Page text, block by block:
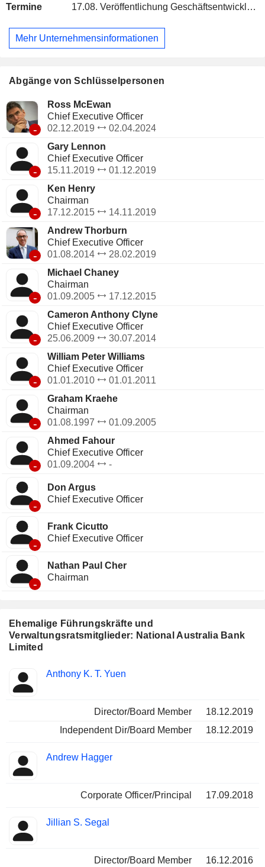
Ehemalige Führungskräfte und
Verwaltungsratsmitglieder: National Australia Bank
Limited
Insider
Besetzte
Positionen
Anthony K. T. Yuen
Director/Board Member
18.12.2019
Independent Dir/Board Member
18.12.2019
Andrew Hagger
Corporate Officer/Principal 17.09.2018
Jillian S. Segal
Director/Board Member 16.12.2016
Dienstleistungen. Das Privatkundengeschäft bietet Kunden
Vermittlung von Wohnungsbaudarlehen und die Verwaltung
privater Finanzen durch Einlagen, Kreditkarten oder
finanzielle Bedürfnisse durch eine Reihe von Produkten und
Unternehmensfinanzierung, Märkte,
Unternehmenszahlungen und Verwaltung der
Vermögenswerte. Das Neuseeland-Bankgeschäft bedient
Kunden in ganz Neuseeland mit Privat- und
Firmenbankdienstleistungen über ein landesweites
Netzwerk von Kundenzentren.
Termine 17.08. Veröffentlichung Geschäftsentwicklung - Q3 2026
Mehr Unternehmensinformationen
Abgänge von Schlüsselpersonen
-
Ross McEwan
Chief Executive Officer
02.12.2019
02.04.2024
-
Gary Lennon
Chief Executive Officer
15.11.2019
01.12.2019
-
Ken Henry
Chairman
17.12.2015
14.11.2019
-
Andrew Thorburn
Chief Executive Officer
01.08.2014
28.02.2019
-
Michael Chaney
Chairman
01.09.2005
17.12.2015
-
Cameron Anthony Clyne
Chief Executive Officer
25.06.2009
30.07.2014
-
William Peter Williams
Chief Executive Officer
01.01.2010
01.01.2011
-
Graham Kraehe
Chairman
01.08.1997
01.09.2005
-
Ahmed Fahour
Chief Executive Officer
01.09.2004
-
-
Don Argus
Chief Executive Officer
-
Frank Cicutto
Chief Executive Officer
-
Nathan Paul Cher
Chairman